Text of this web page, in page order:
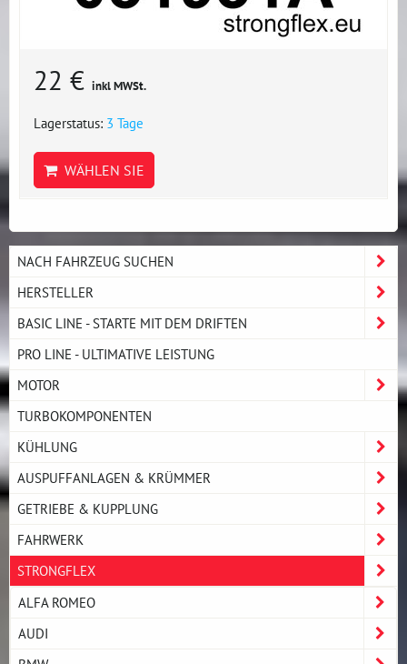
22 € inkl MWSt.
Lagerstatus: 3 Tage
WÄHLEN SIE
NACH FAHRZEUG SUCHEN
HERSTELLER
BASIC LINE - STARTE MIT DEM DRIFTEN
PRO LINE - ULTIMATIVE LEISTUNG
MOTOR
TURBOKOMPONENTEN
KÜHLUNG
AUSPUFFANLAGEN & KRÜMMER
GETRIEBE & KUPPLUNG
FAHRWERK
STRONGFLEX
ALFA ROMEO
AUDI